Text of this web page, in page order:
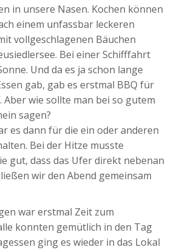
in unsere Nasen. Kochen können
einem unfassbar leckeren
vollgeschlagenen Bäuchen
Bei einer Schifffahrt
Und da es ja schon lange
gab, gab es erstmal BBQ für
Aber wie sollte man bei so gutem
sagen?
es dann für die ein oder anderen
Bei der Hitze musste
gut, dass das Ufer direkt nebenan
wir den Abend gemeinsam
war erstmal Zeit zum
konnten gemütlich in den Tag
ging es wieder in das Lokal